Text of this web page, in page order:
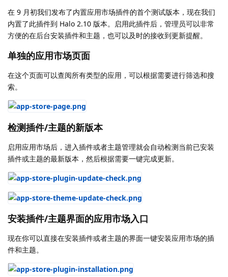
在 9 月初我们发布了内置应用市场插件的首个测试版本，现在我们
内置了此插件到 Halo 2.10 版本。启用此插件后，管理员可以非常
方便的在后台安装插件和主题，也可以及时的接收到更新提醒。
单独的应用市场页面
在这个页面可以查阅所有类型的应用，可以根据需要进行筛选和搜
索。
检测插件/主题的新版本
启用应用市场后，进入插件或者主题管理就会自动检测当前已安装
插件或主题的最新版本，然后根据需要一键完成更新。
安装插件/主题界面的应用市场入口
现在你可以直接在安装插件或者主题的界面一键安装应用市场的插
件和主题。